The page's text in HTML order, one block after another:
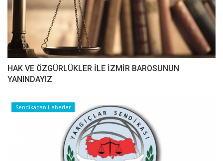
HAK VE ÖZGÜRLÜKLER İLE İZMİR BAROSUNUN
YANINDAYIZ
Sendikadan Haberler